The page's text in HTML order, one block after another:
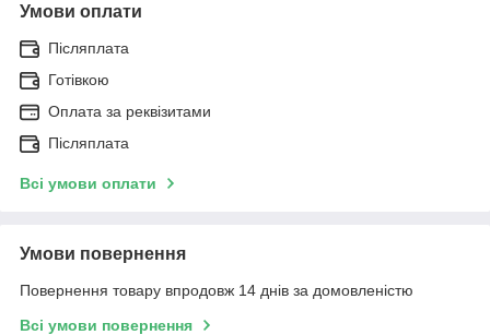
Умови оплати
Післяплата
Готівкою
Оплата за реквізитами
Післяплата
Всі умови оплати
Умови повернення
Повернення товару впродовж 14 днів за домовленістю
Всі умови повернення